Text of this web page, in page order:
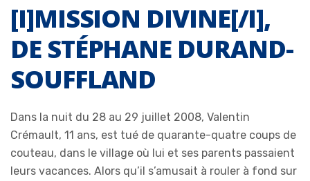
[I]MISSION DIVINE[/I],
DE STÉPHANE DURAND-
SOUFFLAND
Dans la nuit du 28 au 29 juillet 2008, Valentin
Crémault, 11 ans, est tué de quarante-quatre coups de
couteau, dans le village où lui et ses parents passaient
leurs vacances. Alors qu’il s’amusait à rouler à fond sur